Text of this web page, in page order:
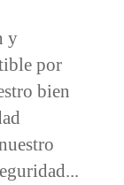
y
por
bien